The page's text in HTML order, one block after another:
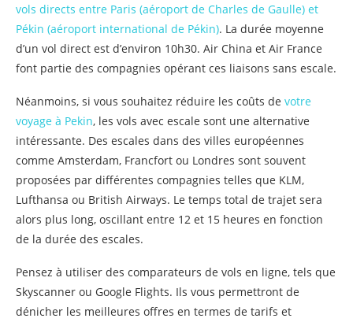
vols directs entre Paris (aéroport de Charles de Gaulle) et
Pékin (aéroport international de Pékin). La durée moyenne
d’un vol direct est d’environ 10h30. Air China et Air France
font partie des compagnies opérant ces liaisons sans escale.
Néanmoins, si vous souhaitez réduire les coûts de votre
voyage à Pekin, les vols avec escale sont une alternative
intéressante. Des escales dans des villes européennes
comme Amsterdam, Francfort ou Londres sont souvent
proposées par différentes compagnies telles que KLM,
Lufthansa ou British Airways. Le temps total de trajet sera
alors plus long, oscillant entre 12 et 15 heures en fonction
de la durée des escales.
Pensez à utiliser des comparateurs de vols en ligne, tels que
Skyscanner ou Google Flights. Ils vous permettront de
dénicher les meilleures offres en termes de tarifs et